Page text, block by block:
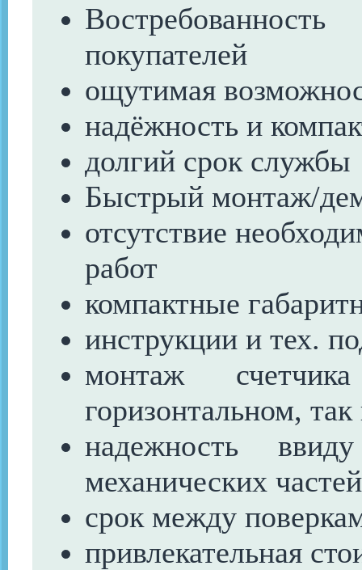
покупателей
ощутимая
надёжность и
долгий срок службы
Быстрый монтаж/
отсутствие
работ
компактные
инструкции и тех.
монтаж
горизонтальном,
надежность
механических частей
срок между
привлекательная